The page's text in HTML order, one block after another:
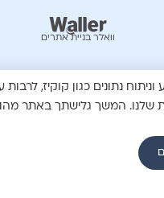
וואלר בניית אתרים
נתונים כגון קוקיז, לרבות
שלנו. המשך גלישתך באתר